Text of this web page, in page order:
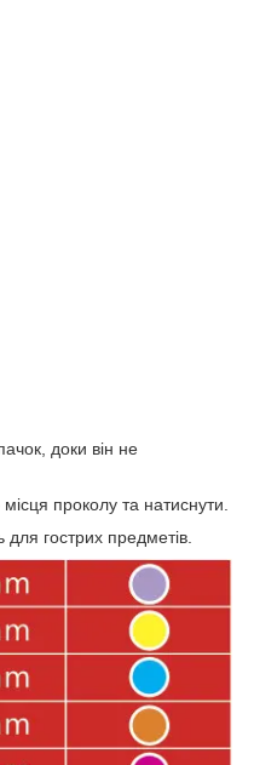
доки він не
проколу та натиснути.
для гострих предметів.